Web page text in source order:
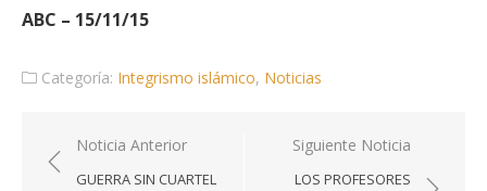
ABC – 15/11/15
Categoría: Integrismo islámico, Noticias
Navegación
de
Noticia Anterior
GUERRA SIN CUARTEL
Siguiente Noticia
LOS PROFESORES